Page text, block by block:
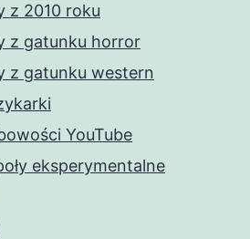
z 2010 roku
z gatunku horror
z gatunku western
YouTube
eksperymentalne